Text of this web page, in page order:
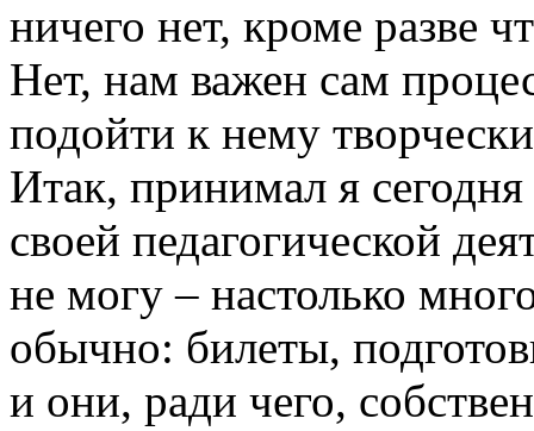
ничего нет, кроме разве
Нет, нам важен сам
подойти к нему
Итак, принимал я
своей педагогической
не могу – настолько
обычно: билеты,
и они, ради чего,